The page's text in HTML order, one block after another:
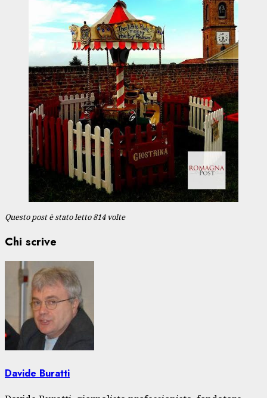
Questo post è stato letto 814 volte
Chi scrive
Davide Buratti